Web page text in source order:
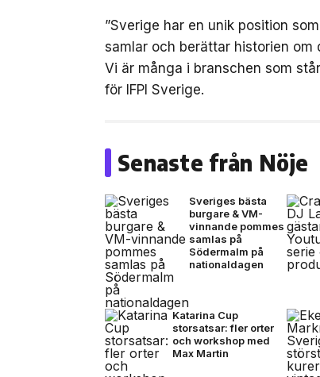
”Sverige har en unik position
samlar och berättar historien
Vi är många i branschen som
för IFPI Sverige.
Senaste från Nöje
Sveriges bästa
burgare & VM-
vinnande pommes
samlas på
Södermalm på
nationaldagen
Katarina Cup
storsatsar: fler orter
och workshop med
Max Martin